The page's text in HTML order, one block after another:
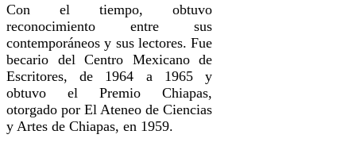
Con el tiempo, obtuvo
reconocimiento entre sus
contemporáneos y sus lectores. Fue
becario del Centro Mexicano de
Escritores, de 1964 a 1965 y
obtuvo el Premio Chiapas,
otorgado por El Ateneo de Ciencias
y Artes de Chiapas, en 1959.